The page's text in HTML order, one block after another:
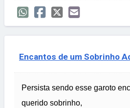
Encantos de um Sobrinho
Persista sendo esse garoto
querido sobrinho,